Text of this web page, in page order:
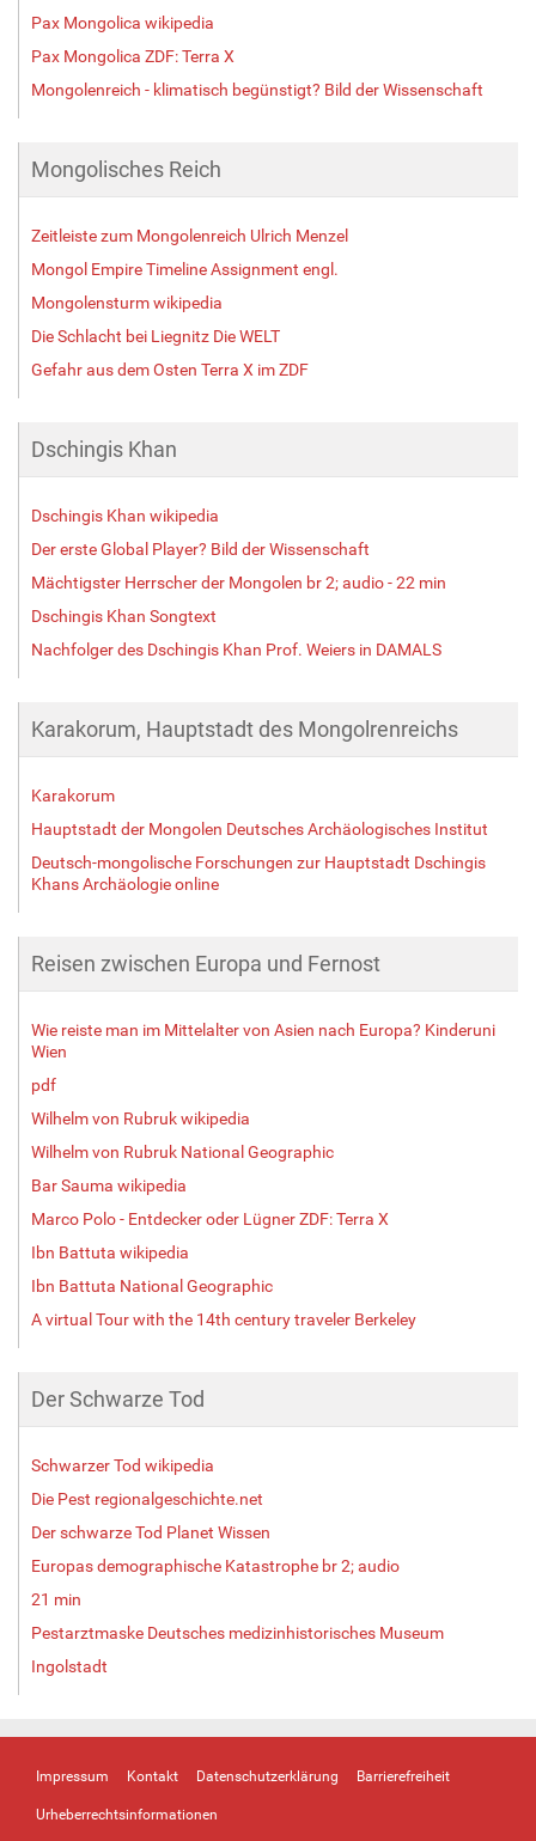
Pax Mongolica wikipedia
Pax Mongolica ZDF: Terra X
Mongolenreich - klimatisch begünstigt? Bild der Wissenschaft
Mongolisches Reich
Zeitleiste zum Mongolenreich Ulrich Menzel
Mongol Empire Timeline Assignment engl.
Mongolensturm wikipedia
Die Schlacht bei Liegnitz Die WELT
Gefahr aus dem Osten Terra X im ZDF
Dschingis Khan
Dschingis Khan wikipedia
Der erste Global Player? Bild der Wissenschaft
Mächtigster Herrscher der Mongolen br 2; audio - 22 min
Dschingis Khan Songtext
Nachfolger des Dschingis Khan Prof. Weiers in DAMALS
Karakorum, Hauptstadt des Mongolrenreichs
Karakorum
Hauptstadt der Mongolen Deutsches Archäologisches Institut
Deutsch-mongolische Forschungen zur Hauptstadt Dschingis
Khans Archäologie online
Reisen zwischen Europa und Fernost
Wie reiste man im Mittelalter von Asien nach Europa? Kinderuni
Wien
pdf
Wilhelm von Rubruk wikipedia
Wilhelm von Rubruk National Geographic
Bar Sauma wikipedia
Marco Polo - Entdecker oder Lügner ZDF: Terra X
Ibn Battuta wikipedia
Ibn Battuta National Geographic
A virtual Tour with the 14th century traveler Berkeley
Der Schwarze Tod
Schwarzer Tod wikipedia
Die Pest regionalgeschichte.net
Der schwarze Tod Planet Wissen
Europas demographische Katastrophe br 2; audio
21 min
Pestarztmaske Deutsches medizinhistorisches Museum
Ingolstadt
Impressum Kontakt Datenschutzerklärung Barrierefreiheit
Urheberrechtsinformationen